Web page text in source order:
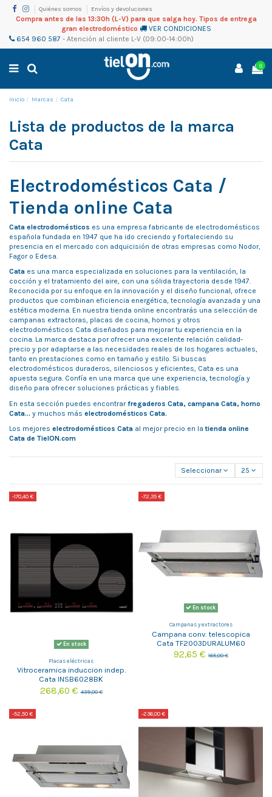
Quiénes somos Envíos y devoluciones
Compra antes de las 13:30h (L-V) para que salga hoy. Tipos de entrega
gran electrodoméstico
VER CONDICIONES
654 960 587 - Atención al cliente L-V (09:00-14:00h)
0
Inicio Marcas Cata
Lista de productos de la marca
Cata
Electrodomésticos Cata /
Tienda online Cata
Cata electrodomésticos es una empresa fabricante de electrodomésticos
española fundada en 1947 que ha ido creciendo y fortaleciendo su
presencia en el mercado con adquicisión de otras empresas como Nodor,
Fagor o Edesa.
Cata es una marca especializada en soluciones para la ventilación, la
cocción y el tratamiento del aire, con una sólida trayectoria desde 1947.
Reconocida por su enfoque en la innovación y el diseño funcional, ofrece
productos que combinan eficiencia energética, tecnología avanzada y una
estética moderna. En nuestra tienda online encontrarás una selección de
campanas extractoras, placas de cocina, hornos y otros
electrodomésticos Cata diseñados para mejorar tu experiencia en la
cocina. La marca destaca por ofrecer una excelente relación calidad-
precio y por adaptarse a las necesidades reales de los hogares actuales,
tanto en prestaciones como en tamaño y estilo. Si buscas
electrodomésticos duraderos, silenciosos y eficientes, Cata es una
apuesta segura. Confía en una marca que une experiencia, tecnología y
diseño para ofrecer soluciones prácticas y fiables.
En esta sección puedes encontrarfregaderos Cata, campana Cata, horno
Cata... y muchos más electrodomésticos Cata.
Los mejores electrodomésticos Cata al mejor precio en la tienda online
Cata de TielON.com
Seleccionar 25
-170,40 €
En stock
Placas eléctricas
Vitroceramica induccion indep.
Cata INSB6028BK
268,60 €439,00 €
-72,35 €
En stock
Campanas y extractores
Campana conv. telescopica
Cata TF2003DURALUM60
92,65 €165,00 €
-52,50 € -236,00 €